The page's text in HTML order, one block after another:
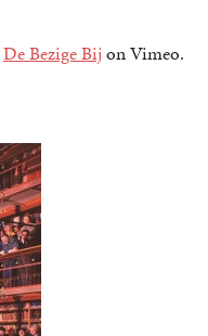
De Bezige Bij on Vimeo.